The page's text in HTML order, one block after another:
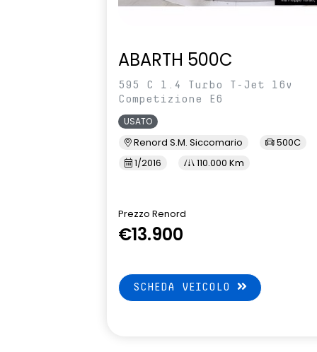
ABARTH 500C
595 C 1.4 Turbo T-Jet 16v
Competizione E6
USATO
Renord S.M. Siccomario
500C
1/2016
110.000 Km
Prezzo Renord
€13.900
SCHEDA VEICOLO